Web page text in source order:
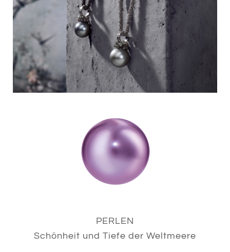
PERLEN
Schönheit und Tiefe der Weltmeere